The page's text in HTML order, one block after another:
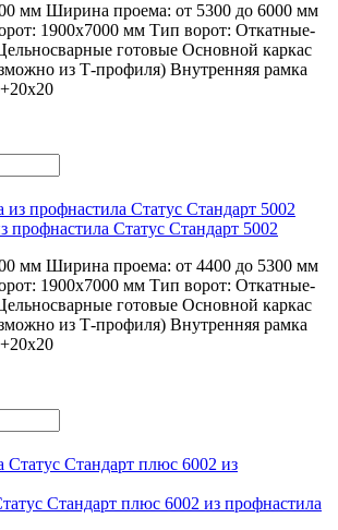
мм Ширина проема: от 5300 до 6000 мм
1900х7000 мм Тип ворот: Откатные-
готовые Основной каркас
из Т-профиля) Внутренняя рамка
профнастила Статус Стандарт 5002
мм Ширина проема: от 4400 до 5300 мм
1900х7000 мм Тип ворот: Откатные-
готовые Основной каркас
из Т-профиля) Внутренняя рамка
Стандарт плюс 6002 из профнастила